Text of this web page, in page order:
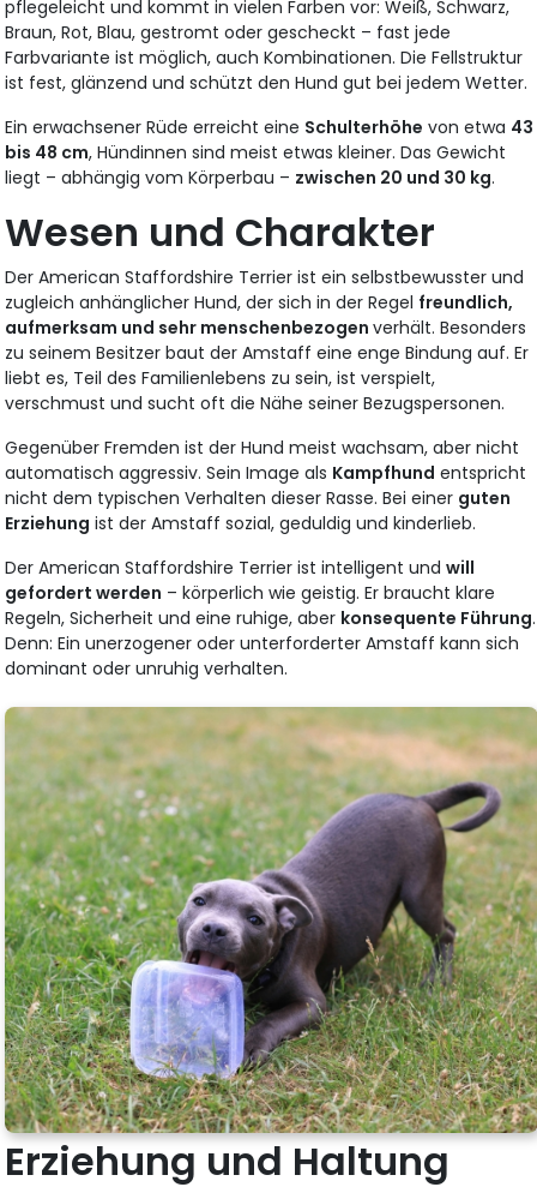
pflegeleicht und kommt in vielen Farben vor: Weiß, Schwarz,
Braun, Rot, Blau, gestromt oder gescheckt – fast jede
Farbvariante ist möglich, auch Kombinationen. Die Fellstruktur
ist fest, glänzend und schützt den Hund gut bei jedem Wetter.
Ein erwachsener Rüde erreicht eine Schulterhöhe von etwa 43
bis 48 cm, Hündinnen sind meist etwas kleiner. Das Gewicht
liegt – abhängig vom Körperbau – zwischen 20 und 30 kg.
Wesen und Charakter
Der American Staffordshire Terrier ist ein selbstbewusster und
zugleich anhänglicher Hund, der sich in der Regel freundlich,
aufmerksam und sehr menschenbezogenverhält. Besonders
zu seinem Besitzer baut der Amstaff eine enge Bindung auf. Er
liebt es, Teil des Familienlebens zu sein, ist verspielt,
verschmust und sucht oft die Nähe seiner Bezugspersonen.
Gegenüber Fremden ist der Hund meist wachsam, aber nicht
automatisch aggressiv. Sein Image als Kampfhund entspricht
nicht dem typischen Verhalten dieser Rasse. Bei einer guten
Erziehung ist der Amstaff sozial, geduldig und kinderlieb.
Der American Staffordshire Terrier ist intelligent undwill
gefordert werden – körperlich wie geistig. Er braucht klare
Regeln, Sicherheit und eine ruhige, aber konsequente Führung.
Denn: Ein unerzogener oder unterforderter Amstaff kann sich
dominant oder unruhig verhalten.
Erziehung und Haltung